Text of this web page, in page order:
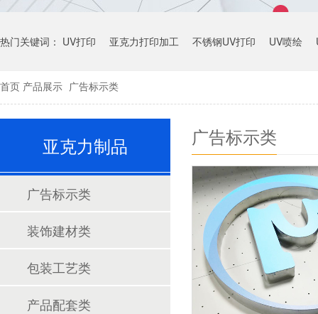
热门关键词： UV打印 亚克力打印加工 不锈钢UV打印 UV喷绘
首页 产品展示 广告标示类
广告标示类
亚克力制品
广告标示类
装饰建材类
包装工艺类
产品配套类